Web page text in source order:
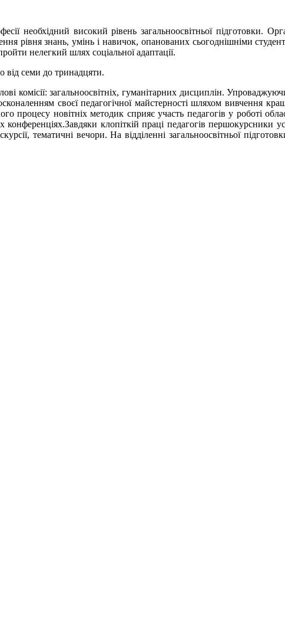
необхідний високий рівень загальноосвітньої підготовки.
рівня знань, умінь і навичок, опанованих сьогоднішніми
нелегкий шлях соціальної адаптації.
від семи до тринадцяти.
комісії: загальноосвітніх, гуманітарних дисциплін.
своєї педагогічної майстерності шляхом вивчення
процесу новітніх методик сприяє участь педагогів у роботі
конференціях.Завдяки клопіткій праці педагогів
тематичні вечори. На відділенні загальноосвітньої